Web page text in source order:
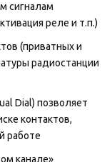
сигналам
реле и т.п.)
(приватных и
радиостанции
Dial) позволяет
контактов,
работе
канале»